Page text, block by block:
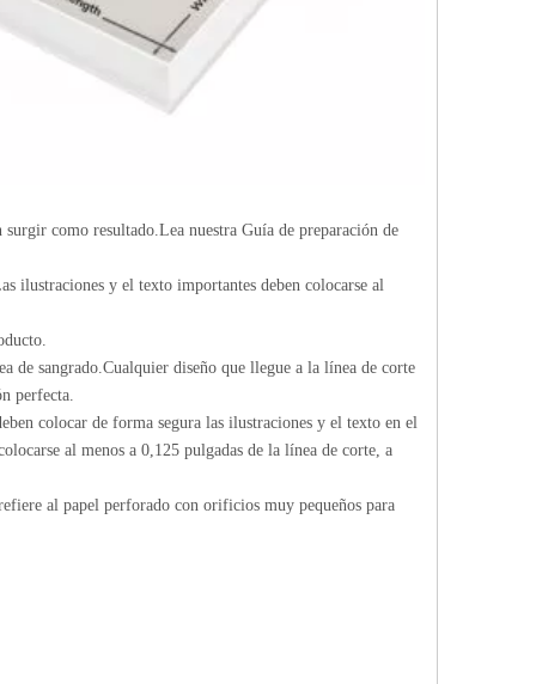
como resultado.Lea nuestra Guía de preparación de
ilustraciones y el texto importantes deben colocarse al
de sangrado.Cualquier diseño que llegue a la línea de corte
perfecta.
colocar de forma segura las ilustraciones y el texto en el
al menos a 0,125 pulgadas de la línea de corte, a
al papel perforado con orificios muy pequeños para